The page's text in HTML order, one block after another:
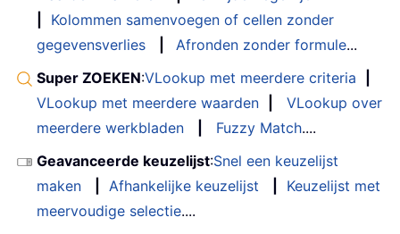
Kolommen samenvoegen of cellen zonder
gegevensverlies
Afronden zonder formule...
Super ZOEKEN:VLookup met meerdere criteria
VLookup met meerdere waarden
VLookup over
meerdere werkbladen
Fuzzy Match....
Geavanceerde keuzelijst:Snel een keuzelijst
maken
Afhankelijke keuzelijst
Keuzelijst met
meervoudige selectie....